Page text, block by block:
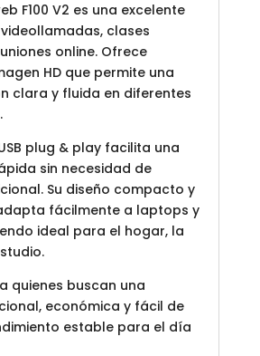
F100 V2 es una excelente
clases
online. Ofrece
HD que permite una
clara y fluida en diferentes
plug & play facilita una
sin necesidad de
Su diseño compacto y
fácilmente a laptops y
ideal para el hogar, la
quienes buscan una
económica y fácil de
estable para el día